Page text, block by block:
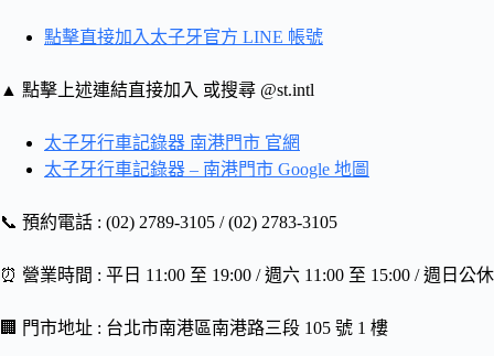
點擊直接加入太子牙官方 LINE 帳號
▲ 點擊上述連結直接加入 或搜尋 @st.intl
太子牙行車記錄器 南港門市 官網
太子牙行車記錄器 – 南港門市 Google 地圖
📞 預約電話 : (02) 2789-3105 / (02) 2783-3105
⏰ 營業時間 : 平日 11:00 至 19:00 / 週六 11:00 至 15:00 / 週日公休
🏢 門市地址 : 台北市南港區南港路三段 105 號 1 樓